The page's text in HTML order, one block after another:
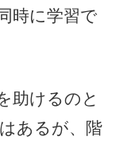
時に学習で
助けるのと
あるが、階